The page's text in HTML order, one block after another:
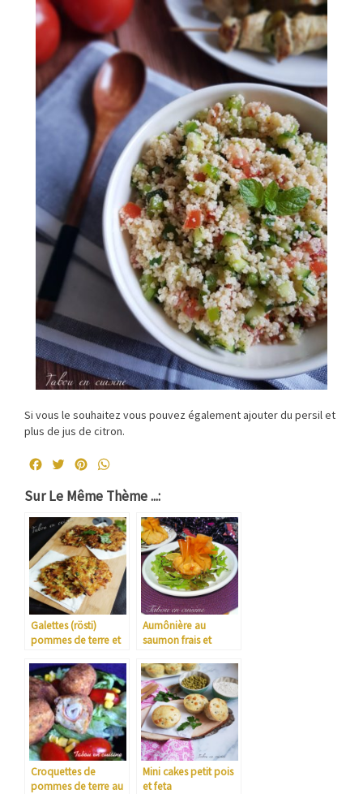
Si vous le souhaitez vous pouvez également ajouter du persil et
plus de jus de citron.
FacebookTwitterPinterest
Sur Le Même Thème ...:
Galettes (rösti)
pommes de terre et
Aumônière au
saumon frais et
Labeyrie
Croquettes de
pommes de terre au
Mini cakes petit pois
et feta